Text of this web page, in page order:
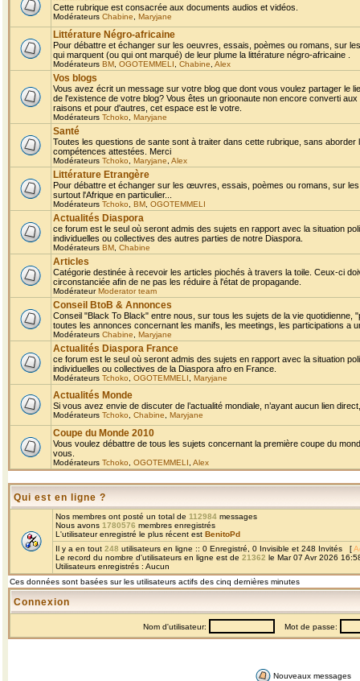
Cette rubrique est consacrée aux documents audios et vidéos.
Modérateurs Chabine Maryjane
Littérature Négro-africaine
Pour débattre et échanger sur les oeuvres, essais, poèmes ou romans, sur
qui marquent (ou qui ont marqué) de leur plume la littérature négro-africaine .
Modérateurs BM OGOTEMMELI Chabine Alex
Vos blogs
Vous avez écrit un message sur votre blog que dont vous voulez partager le
de l'existence de votre blog? Vous êtes un grioonaute non encore converti
raisons et pour d'autres, cet espace est le votre.
Modérateurs Tchoko Maryjane
Santé
Toutes les questions de sante sont à traiter dans cette rubrique, sans
compétences attestées. Merci
Modérateurs Tchoko Maryjane Alex
Littérature Etrangère
Pour débattre et échanger sur les œuvres, essais, poèmes ou romans, sur
surtout l'Afrique en particulier...
Modérateurs Tchoko BM OGOTEMMELI
Actualités Diaspora
ce forum est le seul où seront admis des sujets en rapport avec la situation
individuelles ou collectives des autres parties de notre Diaspora.
Modérateurs BM Chabine
Articles
Catégorie destinée à recevoir les articles piochés à travers la toile. Ceux-ci
circonstanciée afin de ne pas les réduire à l'état de propagande.
ModérateurModerator team
Conseil BtoB & Annonces
Conseil "Black To Black" entre nous, sur tous les sujets de la vie
toutes les annonces concernant les manifs, les meetings, les participations a
Modérateurs Chabine Maryjane
Actualités Diaspora France
ce forum est le seul où seront admis des sujets en rapport avec la situation
individuelles ou collectives de la Diaspora afro en France.
Modérateurs Tchoko OGOTEMMELI Maryjane
Actualités Monde
Si vous avez envie de discuter de l’actualité mondiale, n’ayant aucun lien
Modérateurs Tchoko Chabine Maryjane
Coupe du Monde 2010
Vous voulez débattre de tous les sujets concernant la première coupe du
vous.
Modérateurs Tchoko OGOTEMMELI Alex
Qui est en ligne ?
Nos membres ont posté un total de 112984 messages
Nous avons 1780576 membres enregistrés
L'utilisateur enregistré le plus récent est BenitoPd
Il y a en tout 248 utilisateurs en ligne :: 0 Enregistré, 0 Invisible et 248 Invités [
Le record du nombre d'utilisateurs en ligne est de 21362 le Mar 07 Avr 2026
Utilisateurs enregistrés : Aucun
Ces données sont basées sur les utilisateurs actifs des cinq dernières minutes
Connexion
Nom d'utilisateur: Mot de passe:
Nouveaux messages